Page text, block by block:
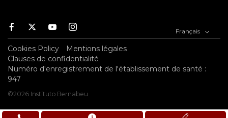
Facebook
TwitterYoutubeInstagram Français
Cookies Policy
Mentions légales
Clauses de confidentialité
Numéro d'enregistrement de l'établissement de santé :
947
©2026 Instituto Bernabeu